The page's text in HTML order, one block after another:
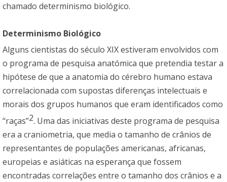
chamado determinismo biológico.
Determinismo Biológico
Alguns cientistas do século XIX estiveram envolvidos com
o programa de pesquisa anatómica que pretendia testar a
hipótese de que a anatomia do cérebro humano estava
correlacionada com supostas diferenças intelectuais e
morais dos grupos humanos que eram identificados como
“raças”2. Uma das iniciativas deste programa de pesquisa
era a craniometria, que media o tamanho de crânios de
representantes de populações americanas, africanas,
europeias e asiáticas na esperança que fossem
encontradas correlações entre o tamanho dos crânios e a